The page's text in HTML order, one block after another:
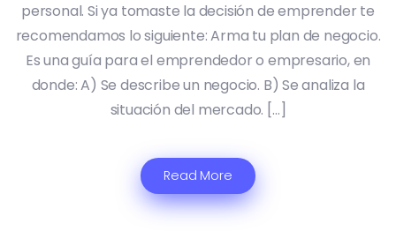
personal. Si ya tomaste la decisión de emprender te
recomendamos lo siguiente: Arma tu plan de negocio.
Es una guía para el emprendedor o empresario, en
donde: A) Se describe un negocio. B) Se analiza la
situación del mercado. […]
Read More